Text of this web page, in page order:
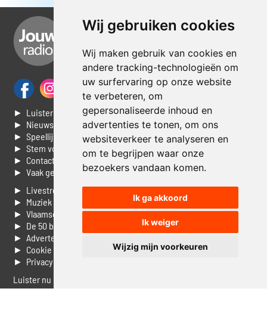
Wij gebruiken cookies
Wij maken gebruik van cookies en
andere tracking-technologieën om
uw surfervaring op onze website
te verbeteren, om
gepersonaliseerde inhoud en
advertenties te tonen, om ons
websiteverkeer te analyseren en
om te begrijpen waar onze
bezoekers vandaan komen.
Ik ga akkoord
Ik weiger
Wijzig mijn voorkeuren
► Luisteren naar Jouwradio
► Nieuws
► Speellijst
► Stem voor de Dag top 3
► Contacteer ons
► Vaak gestelde vragen
► Livestream informatie
► Muziek opzoeken
► Vlaamse 100 Aller tijden
► De 50 beste van...
► Adverteren op Jouwradio
► Cookie voorkeuren wijzigen
► Privacyinformatie
Luister nu naar Jouwradio! De beste Nederlandstalige muziek
uit de lage landen hoor je hier al 20 jaar. In digitale kwaliteit op je